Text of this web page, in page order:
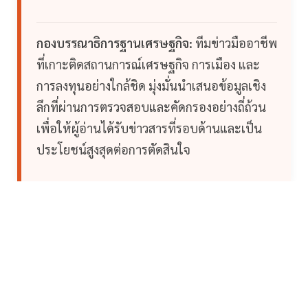
กองบรรณาธิการฐานเศรษฐกิจ: ทีมข่าวมืออาชีพ
ที่เกาะติดสถานการณ์เศรษฐกิจ การเมือง และ
การลงทุนอย่างใกล้ชิด มุ่งมั่นนำเสนอข้อมูลเชิง
ลึกที่ผ่านการตรวจสอบและคัดกรองอย่างถี่ถ้วน
เพื่อให้ผู้อ่านได้รับข่าวสารที่รอบด้านและเป็น
ประโยชน์สูงสุดต่อการตัดสินใจ